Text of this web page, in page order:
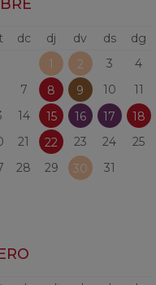
dc dj dv ds
dg
1
2 3
4
7 8 9 10
11
14 15 16 17
18
21 22 23 24
25
28 29 30 31